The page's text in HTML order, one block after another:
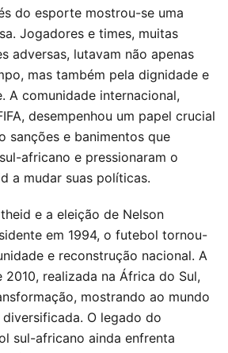
do esporte mostrou-se uma
Jogadores e times, muitas
adversas, lutavam não apenas
mas também pela dignidade e
A comunidade internacional,
desempenhou um papel crucial
sanções e banimentos que
africano e pressionaram o
a mudar suas políticas.
e a eleição de Nelson
em 1994, o futebol tornou-
e reconstrução nacional. A
realizada na África do Sul,
mostrando ao mundo
O legado do
sul-africano ainda enfrenta